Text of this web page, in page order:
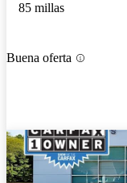
85 millas
Buena oferta